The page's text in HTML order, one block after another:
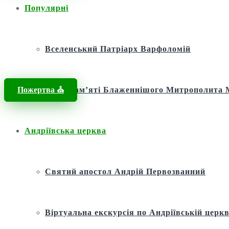
Популярні
Вселенський Патріарх Варфоломій
Фонд пам’яті Блаженнішого
Андріївська церква
Святий апостол Андрій Первозванний
Віртуальна екскурсія по Андріївській
Пожертва ⛪️
Головна / Новини /